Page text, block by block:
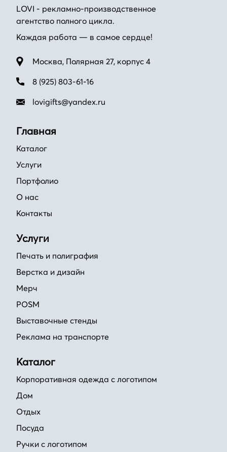
LOVI - рекламно-производственное
агентство полного цикла.
Каждая работа — в самое сердце!
Москва, Полярная 27, корпус 4
8 (925) 803-61-16
lovigifts@yandex.ru
Главная
Каталог
Услуги
Портфолио
О нас
Контакты
Услуги
Печать и полиграфия
Верстка и дизайн
Мерч
POSM
Выставочные стенды
Реклама на транспорте
Каталог
Корпоративная одежда с логотипом
Дом
Отдых
Посуда
Ручки с логотипом